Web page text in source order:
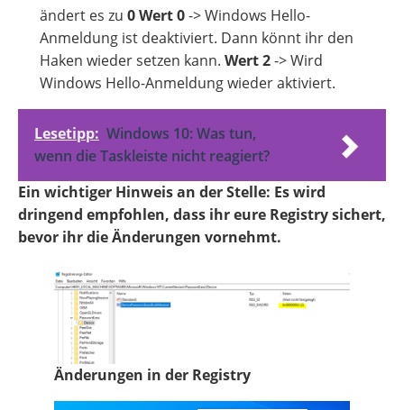
ändert es zu 0Wert 0-> Windows Hello-
Anmeldung ist deaktiviert. Dann könnt ihr den
Haken wieder setzen kann. Wert 2-> Wird
Windows Hello-Anmeldung wieder aktiviert.
Lesetipp: Windows 10: Was tun,
wenn die Taskleiste nicht reagiert?
Ein wichtiger Hinweis an der Stelle: Es wird
dringend empfohlen, dass ihr eure Registry sichert,
bevor ihr die Änderungen vornehmt.
Änderungen in der Registry